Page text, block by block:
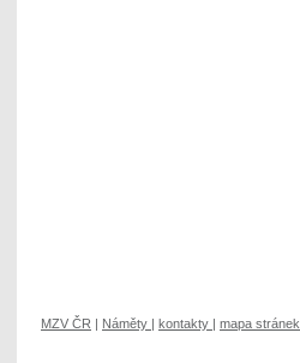
MZV ČR | Náměty | kontakty | mapa stránek